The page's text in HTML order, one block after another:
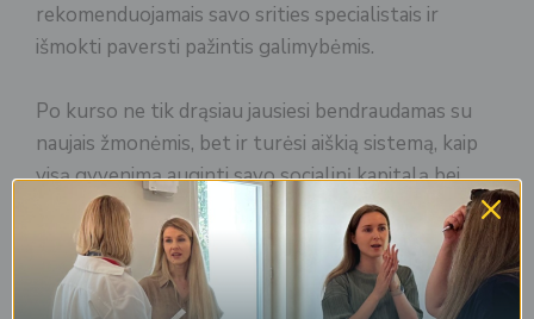
rekomenduojamais savo srities specialistais ir
išmokti paversti pažintis galimybėmis.
Po kurso ne tik drąsiau jausiesi bendraudamas su
naujais žmonėmis, bet ir turėsi aiškią sistemą, kaip
visą gyvenimą auginti savo socialinį kapitalą bei
kurti ryšius, kurie atneša vertę tiek profesiniame,
tiek asmeniniame gyvenime.
Apie kurso autorę